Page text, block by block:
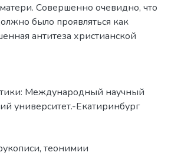
Совершенно очевидно, что
было проявляться как
антитеза христианской
Международный научный
университет.-Екатиринбург
, теонимии